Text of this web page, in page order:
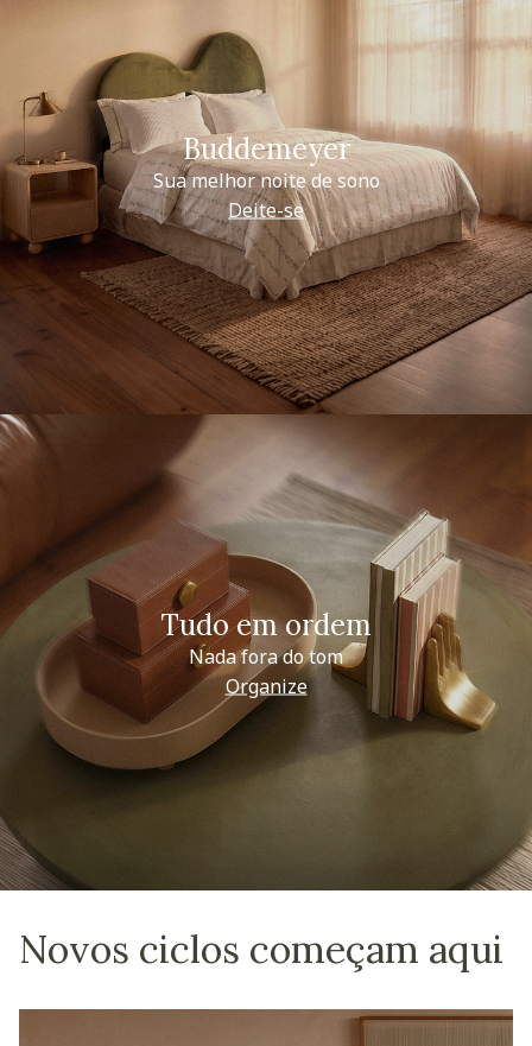
Buddemeyer
Sua melhor noite de sono
Deite-se
Tudo em ordem
Nada fora do tom
Organize
Novos ciclos começam aqui